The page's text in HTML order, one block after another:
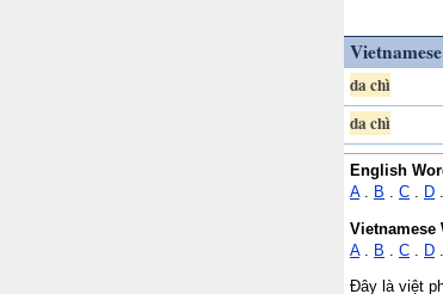
Vietnamese
da chì
da chì
English
A. B . C . D .
Vietnamese
A. B C D
Đây là việt